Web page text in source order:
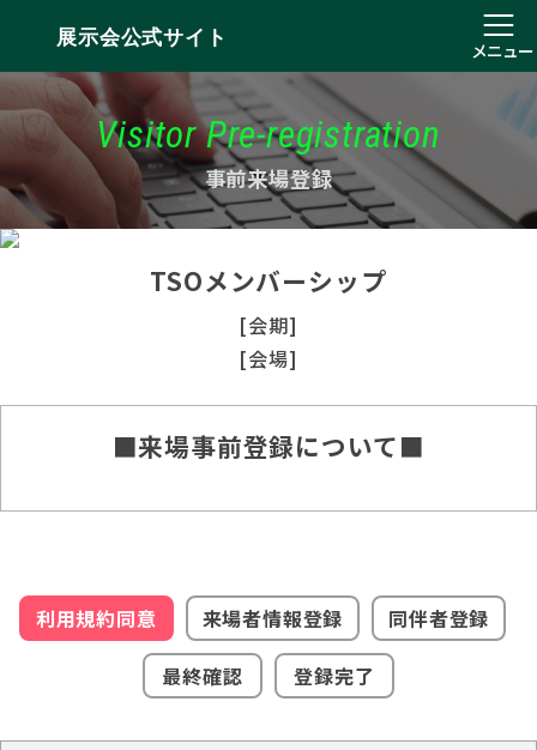
展示会公式サイト
メニュー
Visitor Pre-registration
事前来場登録
TSOメンバーシップ
[会期]
[会場]
■来場事前登録について■
利用規約同意 来場者情報登録
同伴者登録
最終確認
登録完了